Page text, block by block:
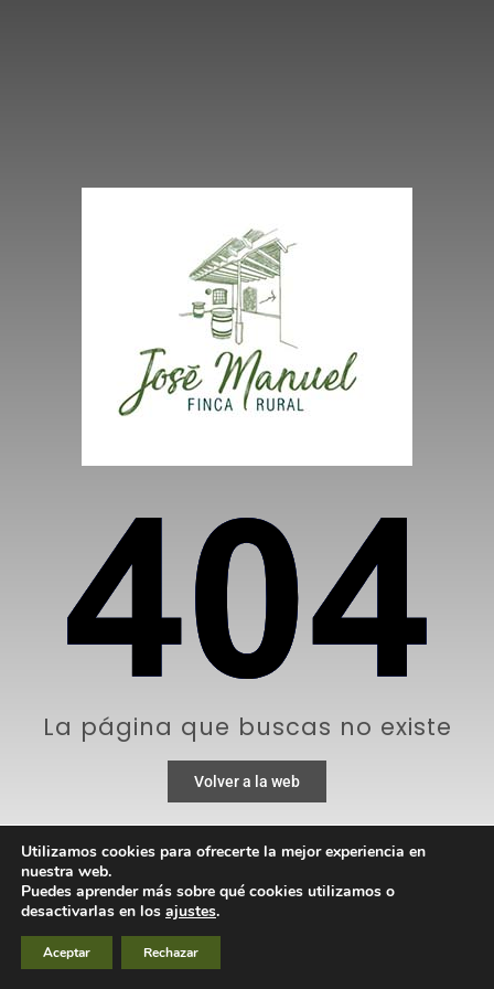
La página que buscas no existe
Volver a la web
Utilizamos cookies para ofrecerte la mejor experiencia en
nuestra web.
Puedes aprender más sobre qué cookies utilizamos o
desactivarlas en los ajustes.
Aceptar Rechazar